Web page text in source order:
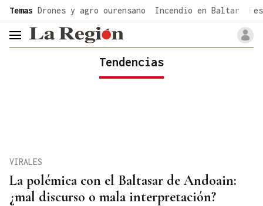
Temas Drones y agro ourensano Incendio en Baltar
header.menu.open
Tendencias
La polémica con el Baltasar de Andoain:
¿mal discurso o mala interpretación?
VIRALES